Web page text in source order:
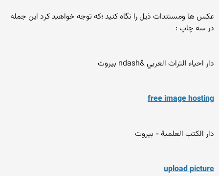
عكس ها ومستندات ذيل را نگاه كنيد ؛كه توجه خواهيد كرد اين جمله
در سه چاپ :
دار احياء التراث العربي &ndash بيروت
free image hosting
دار الكتب العلمية - بيروت
upload picture